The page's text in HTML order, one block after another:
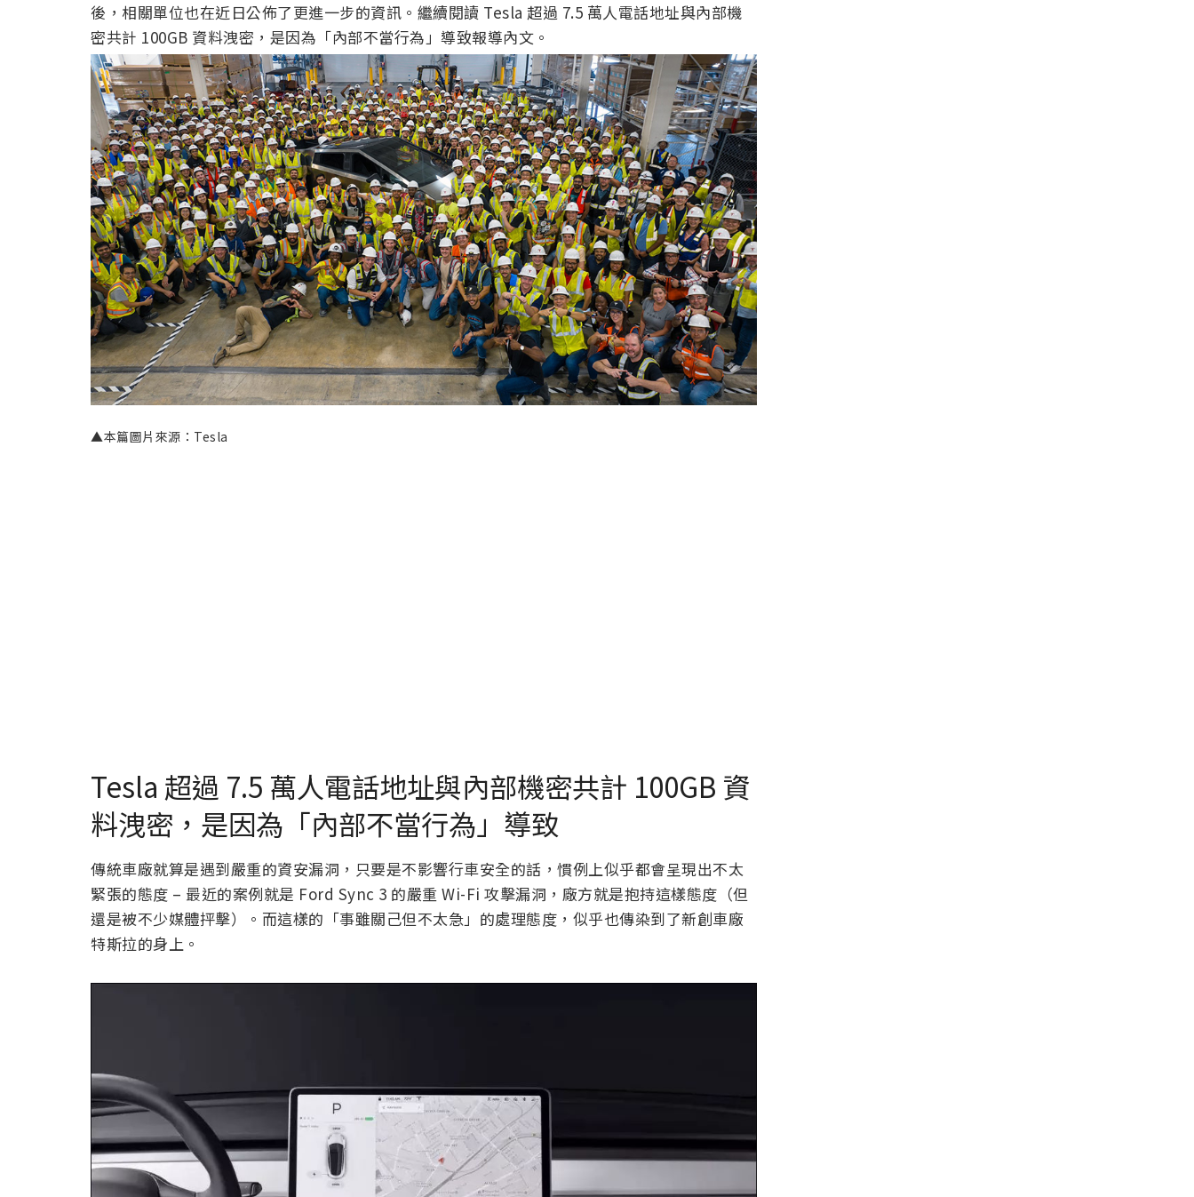
後，相關單位也在近日公佈了更進一步的資訊。繼續閱讀 Tesla 超過 7.5 萬人電話地址與內部機
密共計 100GB 資料洩密，是因為「內部不當行為」導致報導內文。
▲本篇圖片來源：Tesla
Tesla 超過 7.5 萬人電話地址與內部機密共計 100GB 資
料洩密，是因為「內部不當行為」導致
傳統車廠就算是遇到嚴重的資安漏洞，只要是不影響行車安全的話，慣例上似乎都會呈現出不太
緊張的態度 – 最近的案例就是 Ford Sync 3 的嚴重 Wi-Fi 攻擊漏洞，廠方就是抱持這樣態度（但
還是被不少媒體抨擊）。而這樣的「事雖關己但不太急」的處理態度，似乎也傳染到了新創車廠
特斯拉的身上。